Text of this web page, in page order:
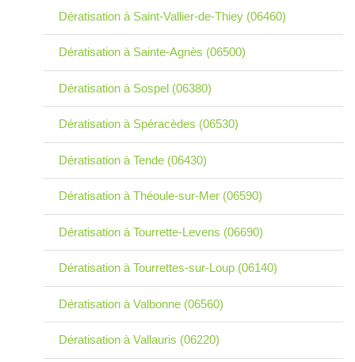
Dératisation à Saint-Vallier-de-Thiey (06460)
Dératisation à Sainte-Agnès (06500)
Dératisation à Sospel (06380)
Dératisation à Spéracèdes (06530)
Dératisation à Tende (06430)
Dératisation à Théoule-sur-Mer (06590)
Dératisation à Tourrette-Levens (06690)
Dératisation à Tourrettes-sur-Loup (06140)
Dératisation à Valbonne (06560)
Dératisation à Vallauris (06220)